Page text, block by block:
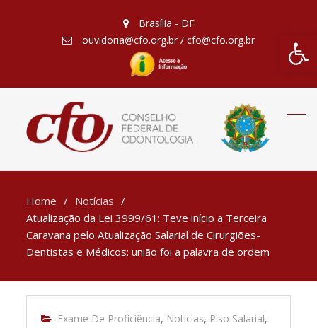
Barra
Brasília - DF
ouvidoria@cfo.org.br / cfo@cfo.org.br
Home
Notícias
Atualização da Lei 3999/61: Teve início a Terceira
Caravana pelo Atualização Salarial de Cirurgiões-
Dentistas e Médicos: união foi a palavra de ordem
Exame De Proficiência, Notícias, Piso Salarial,